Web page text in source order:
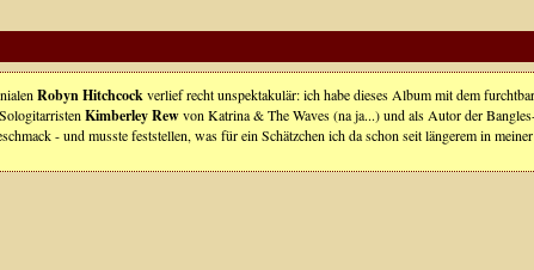
Robyn Hitchcockverlief recht unspektakulär: ich habe dieses Album mit dem
Kimberley Rewvon Katrina & The Waves (na ja...) und als Autor der
- und musste feststellen, was für ein Schätzchen ich da schon seit längerem in